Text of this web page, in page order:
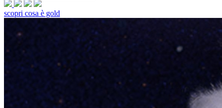
scopri cosa è gold